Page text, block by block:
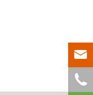

